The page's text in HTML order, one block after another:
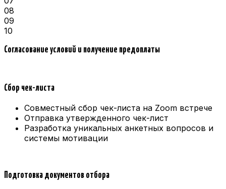
08
09
10
Согласование условий и получение предоплаты
Сбор чек-листа
Совместный сбор чек-листа на Zoom встрече
Отправка утвержденного чек-лист
Разработка уникальных анкетных вопросов и
системы мотивации
Подготовка документов отбора